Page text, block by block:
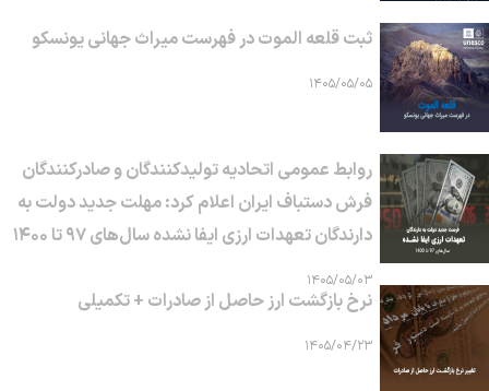
ثبت قلعه الموت در فهرست میراث جهانی یونسکو
۱۴۰۵/۰۵/۰۵
روابط عمومی اتحادیه تولیدکنندگان و صادرکنندگان
فرش دستباف ایران اعلام کرد: مهلت جدید دولت به
دارندگان تعهدات ارزی ایفا نشده سال‌های ۹۷ تا ۱۴۰۰
۱۴۰۵/۰۵/۰۳
نرخ بازگشت ارز حاصل از صادرات + تکمیلی
۱۴۰۵/۰۴/۲۳